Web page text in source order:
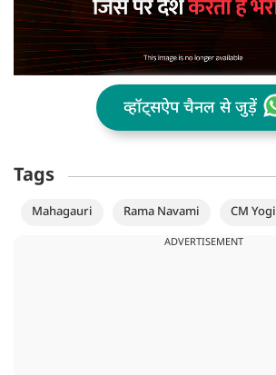
व्हॉट्सऐप चैनल से जुड़ें
Tags
Mahagauri Rama Navami CM Yogi
ADVERTISEMENT